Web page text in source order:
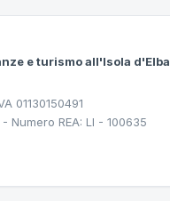
e turismo all'Isola d'Elba
01130150491
Numero REA: LI - 100635